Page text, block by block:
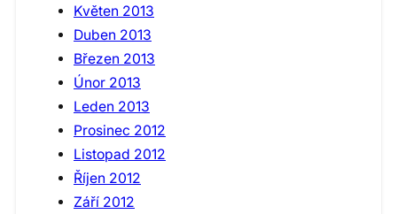
Květen 2013
Duben 2013
Březen 2013
Únor 2013
Leden 2013
Prosinec 2012
Listopad 2012
Říjen 2012
Září 2012